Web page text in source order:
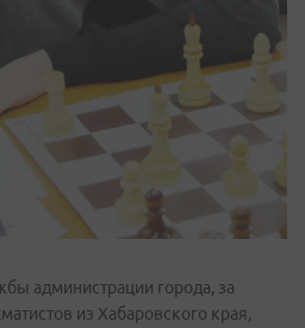
администрации города, за
из Хабаровского края,